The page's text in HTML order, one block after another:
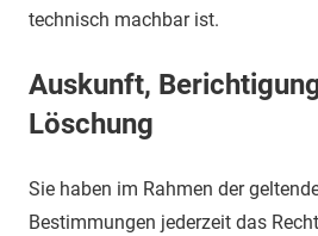
technisch machbar ist.
Auskunft,
Löschung
Sie haben im Rahmen der
Bestimmungen jederzeit das